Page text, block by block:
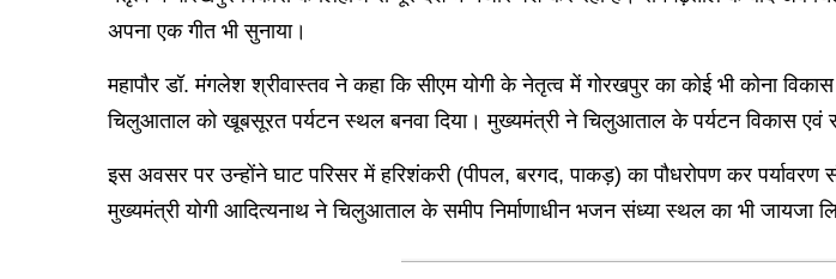
अपना एक गीत भी सुनाया।
महापौर डॉ. मंगलेश श्रीवास्तव ने कहा कि सीएम योगी के नेतृत्व में गोरखपुर का कोई भी कोना
चिलुआताल को खूबसूरत पर्यटन स्थल बनवा दिया। मुख्यमंत्री ने चिलुआताल के पर्यटन विकास एवं
इस अवसर पर उन्होंने घाट परिसर में हरिशंकरी (पीपल, बरगद, पाकड़) का पौधरोपण कर
मुख्यमंत्री योगी आदित्यनाथ ने चिलुआताल के समीप निर्माणाधीन भजन संध्या स्थल का भी